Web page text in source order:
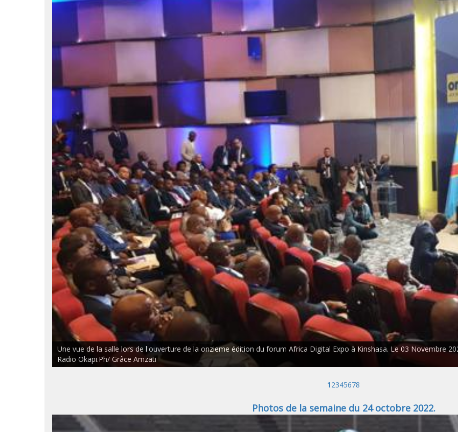
Une vue de la salle lors de l'ouverture de la onzieme édition du forum Africa Digital Expo à Kinshasa. Le 03 Novembre
Radio Okapi.Ph/ Grâce Amzati
12345678
Photos de la semaine du 24 octobre 2022.